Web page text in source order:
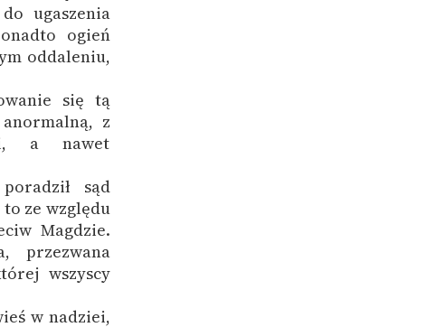
ugaszenia
ogień
oddaleniu,
się tą
z
a nawet
sąd
ze względu
Magdzie.
przezwana
wszyscy
w nadziei,